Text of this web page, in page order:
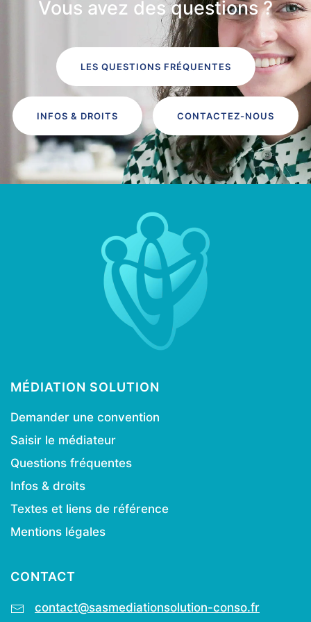
Vous avez des questions ?
LES QUESTIONS FRÉQUENTES
INFOS & DROITS CONTACTEZ-NOUS
MÉDIATION SOLUTION
Demander une convention
Saisir le médiateur
Questions fréquentes
Infos & droits
Textes et liens de référence
Mentions légales
CONTACT
contact@sasmediationsolution-conso.fr